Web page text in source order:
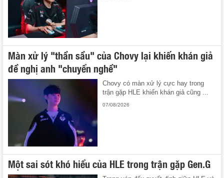
Màn xử lý "thần sầu" của Chovy lại khiến khán giả
đề nghị anh "chuyển nghề"
Chovy có màn xử lý cực hay trong
trận gặp HLE khiến khán giả cũng ...
07/08/2026
Một sai sót khó hiểu của HLE trong trận gặp Gen.G